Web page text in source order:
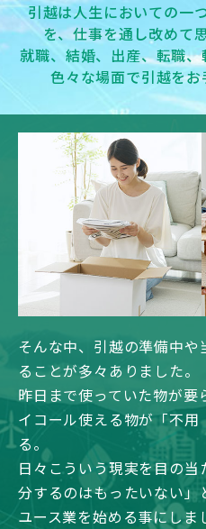
引越は人生においての一
を、仕事を通し改めて
就職、結婚、出産、転職
色々な場面で引越を
そんな中、引越の準備中や
ることが多々ありました。
昨日まで使っていた物が要
イコール使える物が「不
る。
日々こういう現実を目の
分するのはもったいない」
ユース業を始める事にし